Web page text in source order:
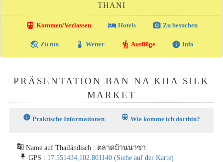
THANI
directions_transit Kommen/Verlassen local_hotelHotels photo_camera Zu besuchen
travel_explore Zu tun thermostat Wetter hiking Ausflüge info Info
PRÄSENTATION BAN NA KHA SILK
MARKET
info Praktische Informationen train Wie komme ich dorthin?
g_translate Name auf Thailändisch : ตลาดบ้านนาข่า
push_pin GPS : 17.551434,102.801140 (Siehe auf der Karte)